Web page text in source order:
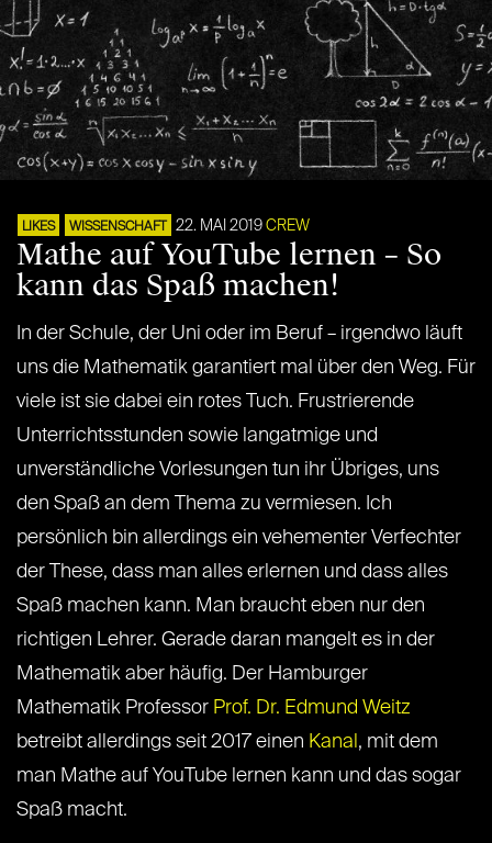
LIKES WISSENSCHAFT 22. MAI 2019 CREW
Mathe auf YouTube lernen – So
kann das Spaß machen!
In der Schule, der Uni oder im Beruf – irgendwo läuft
uns die Mathematik garantiert mal über den Weg. Für
viele ist sie dabei ein rotes Tuch. Frustrierende
Unterrichtsstunden sowie langatmige und
unverständliche Vorlesungen tun ihr Übriges, uns
den Spaß an dem Thema zu vermiesen. Ich
persönlich bin allerdings ein vehementer Verfechter
der These, dass man alles erlernen und dass alles
Spaß machen kann. Man braucht eben nur den
richtigen Lehrer. Gerade daran mangelt es in der
Mathematik aber häufig. Der Hamburger
Mathematik Professor Prof. Dr. Edmund Weitz
betreibt allerdings seit 2017 einen Kanal , mit dem
man Mathe auf YouTube lernen kann und das sogar
Spaß macht.